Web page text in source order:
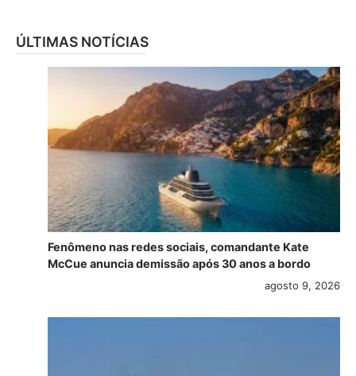
ÚLTIMAS NOTÍCIAS
Fenômeno nas redes sociais, comandante Kate
McCue anuncia demissão após 30 anos a bordo
agosto 9, 2026